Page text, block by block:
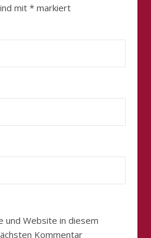
mit * markiert
und Website in diesem
Kommentar